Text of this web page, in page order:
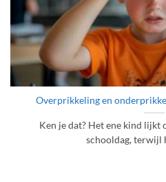
Overprikkeling en
Ken je dat? Het ene kind lijkt
schooldag, terwijl